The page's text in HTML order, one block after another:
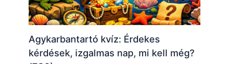
Agykarbantartó kvíz: Érdekes
kérdések, izgalmas nap, mi kell még?